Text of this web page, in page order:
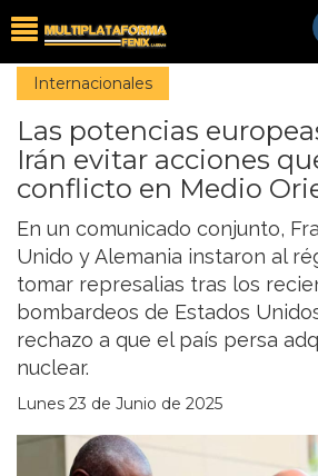
Internacionales
Las potencias
Irán evitar acciones
conflicto en Medio
En un comunicado conjunto,
Unido y Alemania instaron al
tomar represalias tras los
bombardeos de Estados
rechazo a que el país persa
nuclear.
Lunes 23 de Junio de 2025